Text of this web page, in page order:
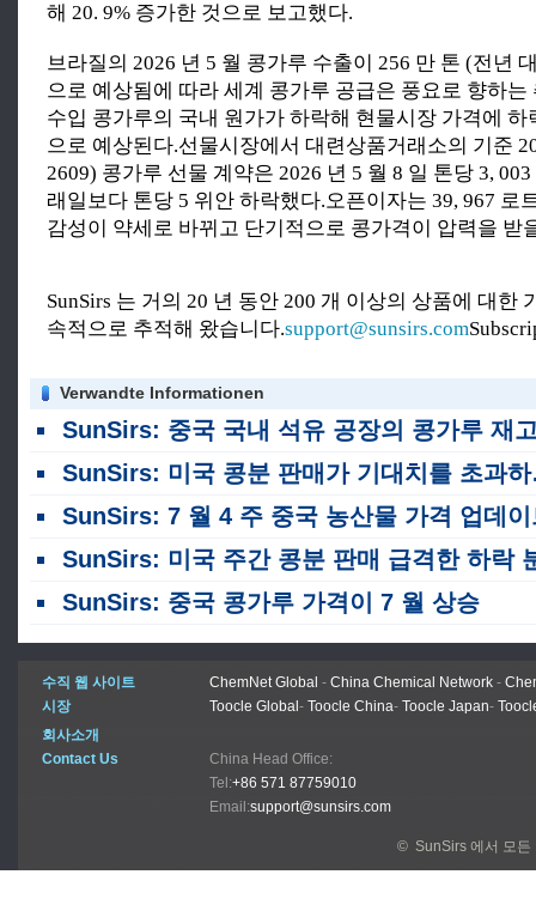
해 20. 9% 증가한 것으로 보고했다.
브라질의 2026 년 5 월 콩가루 수출이 256 만 톤 (전년
으로 예상됨에 따라 세계 콩가루 공급은 풍요로 향하는
수입 콩가루의 국내 원가가 하락해 현물시장 가격에 하
으로 예상된다.선물시장에서 대련상품거래소의 기준
2609) 콩가루 선물 계약은 2026 년 5 월 8 일 톤당 3,
래일보다 톤당 5 위안 하락했다.오픈이자는 39, 967 로
감성이 약세로 바뀌고 단기적으로 콩가격이 압력을 받
SunSirs 는 거의 20 년 동안 200 개 이상의 상품에 대한
속적으로 추적해 왔습니다.support@sunsirs.com
Verwandte Informationen
SunSirs: 중국 국내 석유 공장의 콩가루 재고량은 8 월 말까지 약 90 만 톤에 달할 것으로 예상됩니
SunSirs: 미국 콩분 판매가 기대치를 초과하며 전년 대비 14. 64% 증가
SunSirs: 7 월 4 주 중국 농산물 가격 업데이
SunSirs: 미국 주간 콩분 판매 급격한 하락
SunSirs: 중국 콩가루 가격이 7 월 상승
수직 웹 사이트 ChemNet Global - China Chemical Network -
시장
Toocle Global - Toocle China- Toocle Japan-
회사소개
Contact Us
China Head Office:
Tel:+86 571 87759010
Email:support@sunsirs.com
© SunSirs 에서 모